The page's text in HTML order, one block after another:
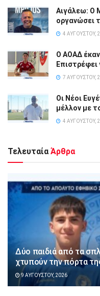
Αιγάλεω: Ο
οργανώσει
4 ΑΥΓΟΎΣΤΟΥ,
Ο ΑΟΑΔ
Επιστρέφει
7 ΑΥΓΟΎΣΤΟΥ,
Οι Νέοι
μέλλον με
4 ΑΥΓΟΎΣΤΟΥ,
Τελευταία Άρθρα
Δύο παιδιά από τα
χτυπούν την πόρτα
9 ΑΥΓΟΎΣΤΟΥ, 2026